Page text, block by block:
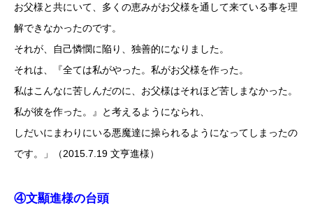
お父様と共にいて、多くの恵みがお父様を通して来ている事を理
解できなかったのです。
それが、自己憐憫に陥り、独善的になりました。
それは、『全ては私がやった。私がお父様を作った。
私はこんなに苦しんだのに、お父様はそれほど苦しまなかった。
私が彼を作った。』と考えるようになられ、
しだいにまわりにいる悪魔達に操られるようになってしまったの
です。」（2015.7.19 文亨進様）
④文顯進様の台頭